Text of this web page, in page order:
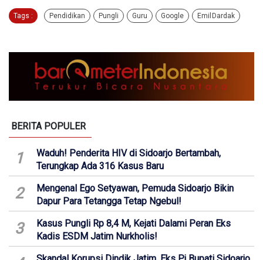
Tags : Pendidikan Pungli Guru Google Emil Dardak
BERITA POPULER
1
Waduh! Penderita HIV di Sidoarjo Bertambah,
Terungkap Ada 316 Kasus Baru
2
Mengenal Ego Setyawan, Pemuda Sidoarjo Bikin
Dapur Para Tetangga Tetap Ngebul!
3
Kasus Pungli Rp 8,4 M, Kejati Dalami Peran Eks
Kadis ESDM Jatim Nurkholis!